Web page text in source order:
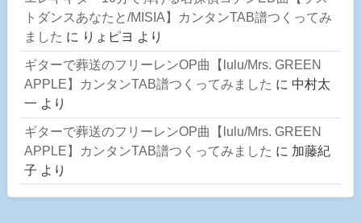
トダンスあなたと/MISIA】カンタンTAB譜つくってみ
ました に りょピヨ より
ギターで葬送のフリーレンOP曲【lulu/Mrs. GREEN
APPLE】カンタンTAB譜つくってみました に 中村太
一 より
ギターで葬送のフリーレンOP曲【lulu/Mrs. GREEN
APPLE】カンタンTAB譜つくってみました に 加藤紀
子 より